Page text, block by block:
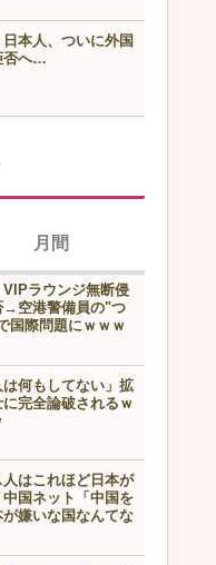
日本人、ついに外国
否へ…
ラウンジ無断侵
空港警備員の"つ
国際問題にｗｗｗ
は何もしてない」拡
完全論破されるｗ
はこれほど日本が
国ネット「中国を
が嫌いな国なんてな
月間
スズメを1億羽駆除した中国
上最悪の結末へ…
中国人団体、VIPラウンジ無
入→搭乗拒否→空港警備員
「ベトナム人は何もしてな
散民、弁護士に完全論破さ
ｗｗｗｗｗｗ